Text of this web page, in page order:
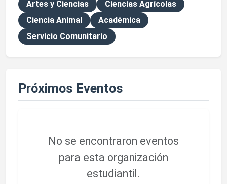
Artes y Ciencias
Ciencias Agrícolas
Ciencia Animal
Académica
Servicio Comunitario
Próximos Eventos
No se encontraron eventos
para esta organización
estudiantil.